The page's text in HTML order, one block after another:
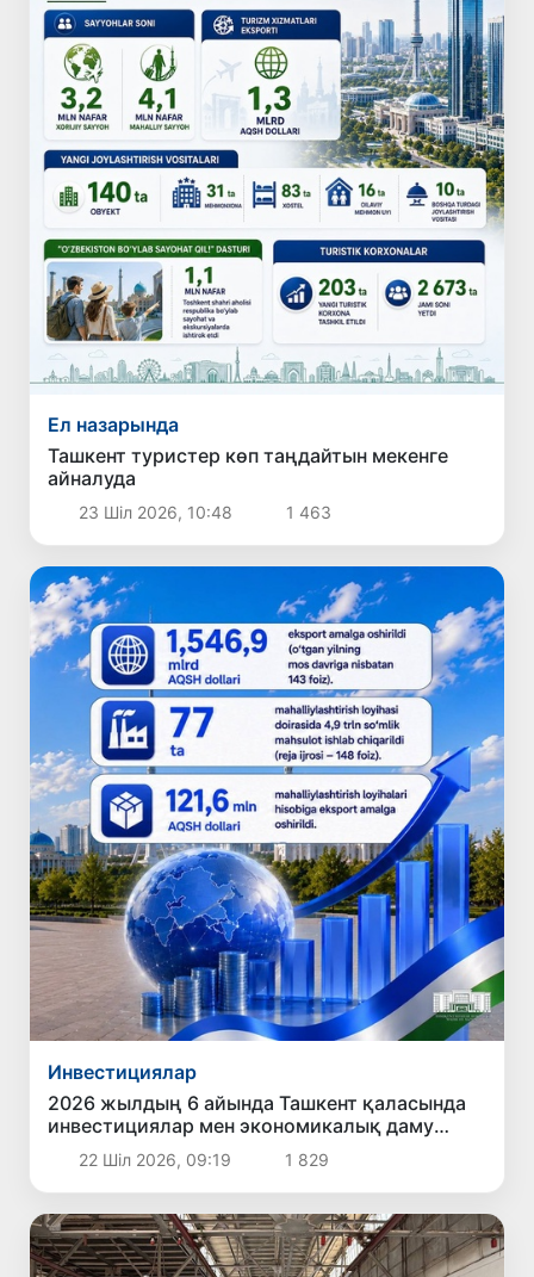
Ел назарында
Ташкент туристер көп таңдайтын мекенге
айналуда
23 Шіл 2026, 10:48 1 463
Инвестициялар
2026 жылдың 6 айында Ташкент қаласында
инвестициялар мен экономикалық даму
бағытында қол жеткізілген негізгі нәтижелер
жарияландым
22 Шіл 2026, 09:19 1 829